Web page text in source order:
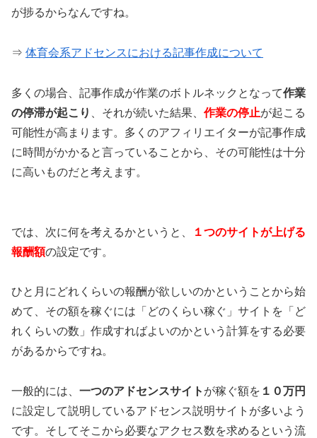
が捗るからなんですね。
⇒ 体育会系アドセンスにおける記事作成について
多くの場合、記事作成が作業のボトルネックとなって作業
の停滞が起こり
、それが続いた結果、 作業の停止が起こる
可能性が高まります。多くのアフィリエイターが記事作成
に時間がかかると言っていることから、その可能性は十分
に高いものだと考えます。
では、次に何を考えるかというと、
１つのサイトが上げる
報酬額の設定です。
ひと月にどれくらいの報酬が欲しいのかということから始
めて、その額を稼ぐには「どのくらい稼ぐ」サイトを「ど
れくらいの数」作成すればよいのかという計算をする必要
があるからですね。
一般的には、 一つのアドセンスサイト が稼ぐ額を １０万円
に設定して説明しているアドセンス説明サイトが多いよう
です。そしてそこから必要なアクセス数を求めるという流